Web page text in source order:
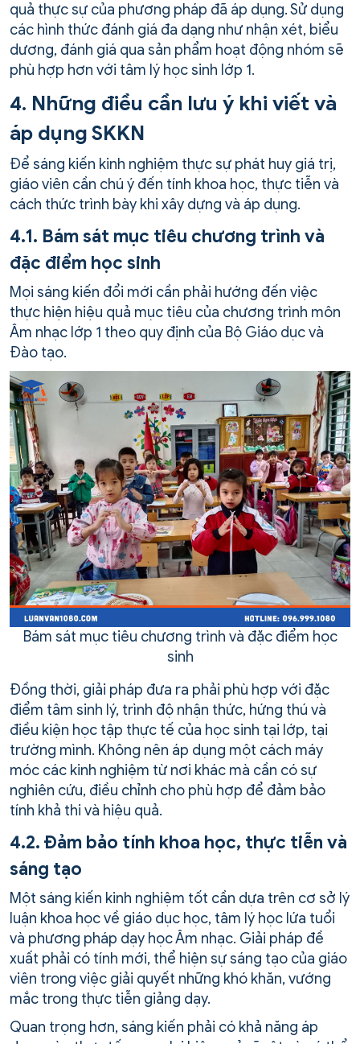
quả thực sự của phương pháp đã áp dụng. Sử dụng
các hình thức đánh giá đa dạng như nhận xét, biểu
dương, đánh giá qua sản phẩm hoạt động nhóm sẽ
phù hợp hơn với tâm lý học sinh lớp 1.
4. Những điều cần lưu ý khi viết và
áp dụng SKKN
Để sáng kiến kinh nghiệm thực sự phát huy giá trị,
giáo viên cần chú ý đến tính khoa học, thực tiễn và
cách thức trình bày khi xây dựng và áp dụng.
4.1. Bám sát mục tiêu chương trình và
đặc điểm học sinh
Mọi sáng kiến đổi mới cần phải hướng đến việc
thực hiện hiệu quả mục tiêu của chương trình môn
Âm nhạc lớp 1 theo quy định của Bộ Giáo dục và
Đào tạo.
Bám sát mục tiêu chương trình và đặc điểm học
sinh
Đồng thời, giải pháp đưa ra phải phù hợp với đặc
điểm tâm sinh lý, trình độ nhận thức, hứng thú và
điều kiện học tập thực tế của học sinh tại lớp, tại
trường mình. Không nên áp dụng một cách máy
móc các kinh nghiệm từ nơi khác mà cần có sự
nghiên cứu, điều chỉnh cho phù hợp để đảm bảo
tính khả thi và hiệu quả.
4.2. Đảm bảo tính khoa học, thực tiễn và
sáng tạo
Một sáng kiến kinh nghiệm tốt cần dựa trên cơ sở lý
luận khoa học về giáo dục học, tâm lý học lứa tuổi
và phương pháp dạy học Âm nhạc. Giải pháp đề
xuất phải có tính mới, thể hiện sự sáng tạo của giáo
viên trong việc giải quyết những khó khăn, vướng
mắc trong thực tiễn giảng dạy.
Quan trọng hơn, sáng kiến phải có khả năng áp